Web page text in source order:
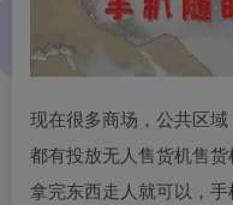
现在很多商场，公共区
都有投放无人售货机售
拿完东西走人就可以，